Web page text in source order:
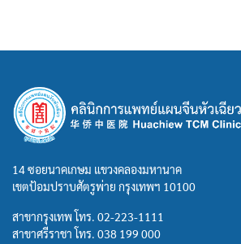
14 ซอยนาคเกษม แขวงคลองมหานาค
เขตป้อมปราบศัตรูพ่าย กรุงเทพฯ 10100
สาขากรุงเทพ โทร. 02-223-1111
สาขาศรีราชา โทร. 038 199 000